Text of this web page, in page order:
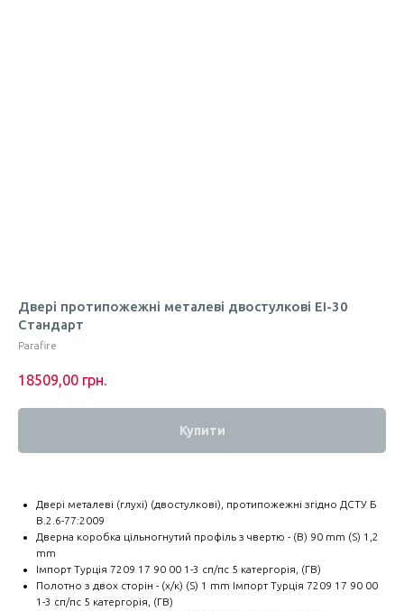
Двері протипожежні металеві двостулкові ЕІ-30
Стандарт
Parafire
18509,00 грн.
Купити
Двері металеві (глухі) (двостулкові), протипожежні згідно ДСТУ Б
В.2.6-77:2009
Дверна коробка цільногнутий профіль з чвертю - (B) 90 mm (S) 1,2
mm
Імпорт Турція 7209 17 90 00 1-3 сп/пс 5 катергорія, (ГВ)
Полотно з двох сторін - (х/к) (S) 1 mm Імпорт Турція 7209 17 90 00
1-3 сп/пс 5 катергорія, (ГВ)